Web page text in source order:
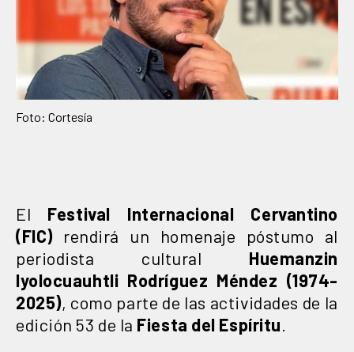
Foto: Cortesía
El Festival Internacional Cervantino
(FIC) rendirá un homenaje póstumo al
periodista cultural Huemanzin
Iyolocuauhtli Rodríguez Méndez (1974-
2025), como parte de las actividades de la
edición 53 de la Fiesta del Espíritu